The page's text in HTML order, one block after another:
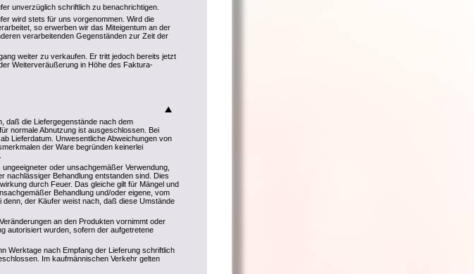
unverzüglich schriftlich zu benachrichtigen.
wird stets für uns vorgenommen. Wird die
so erwerben wir das Miteigentum an der
verarbeitenden Gegenständen zur Zeit der
weiter zu verkaufen. Er tritt jedoch bereits jetzt
Weiterveräußerung in Höhe des Faktura-
daß die Liefergegenstände nach dem
normale Abnutzung ist ausgeschlossen. Bei
Lieferdatum. Unwesentliche Abweichungen von
der Ware begründen keinerlei
oder unsachgemäßer Verwendung,
nachlässiger Behandlung entstanden sind. Dies
durch Feuer. Das gleiche gilt für Mängel und
Behandlung und/oder eigene, vom
der Käufer weist nach, daß diese Umstände
an den Produkten vornimmt oder
autorisiert wurden, sofern der aufgetretene
Werktage nach Empfang der Lieferung schriftlich
Im kaufmännischen Verkehr gelten